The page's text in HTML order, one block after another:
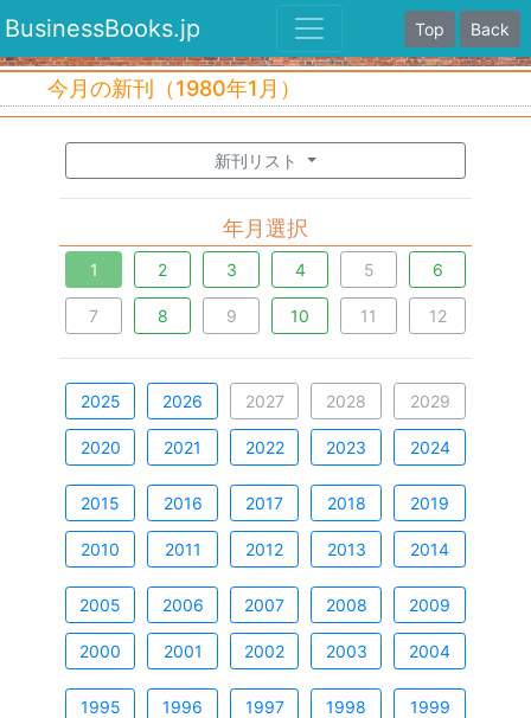
BusinessBooks.jp Top Back
今月の新刊（1980年1月）
新刊リスト
年月選択
1 2 3 4 5 6
7 8 9 10 11 12
2025 2026 2027 2028 2029
2020 2021 2022 2023 2024
2015 2016 2017 2018 2019
2010 2011 2012 2013 2014
2005 2006 2007 2008 2009
2000 2001 2002 2003 2004
1995 1996 1997 1998 1999